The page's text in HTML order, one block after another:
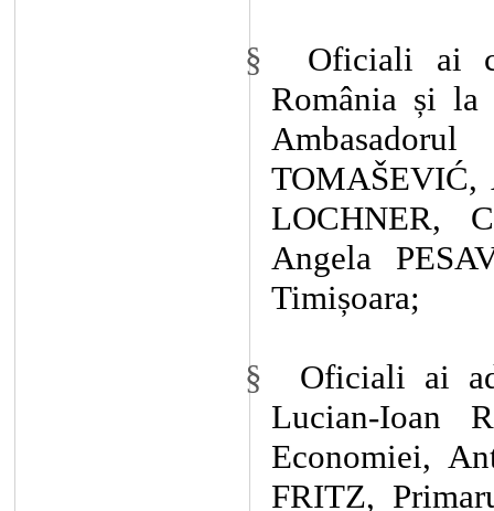
§ Oficiali ai
România și la
TOMAŠEVIĆ,
LOCHNER,
Angela
Timișoara;
§
Oficiali ai
Lucian-Ioan
Economiei,
FRITZ,